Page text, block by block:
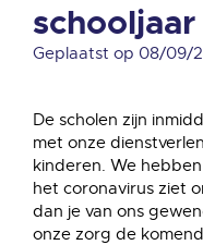
Geplaatst op 08/09/
De scholen zijn
met onze
kinderen. We
het coronavirus ziet
dan je van ons
onze zorg de